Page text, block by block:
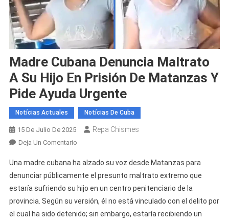
Madre Cubana Denuncia Maltrato
A Su Hijo En Prisión De Matanzas Y
Pide Ayuda Urgente
Notícias Actuales Notícias De Cuba
15 De Julio De 2025 Repa Chismes
Deja Un ComentarioEn
Cubana
Denuncia
Maltrato
A
Su
Una madre cubana ha alzado su voz desde Matanzas para
denunciar públicamente el presunto maltrato extremo que
estaría sufriendo su hijo en un centro penitenciario de la
provincia. Según su versión, él no está vinculado con el delito por
el cual ha sido detenido; sin embargo, estaría recibiendo un